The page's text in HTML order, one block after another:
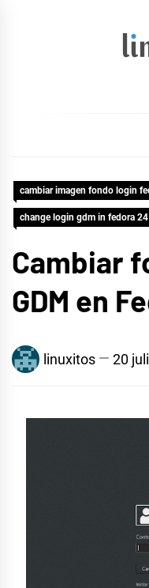
cambiar imagen fondo login
change login gdm in fedora 24
Cambiar
GDM en
linuxitos 20